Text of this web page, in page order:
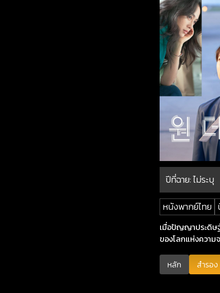
ปีที่ฉาย:ไม่ระบุ
หนังพากย์ไทย
เมื่อปัญญาประดิษ
ของโลกแห่งความ
หลัก สำรอง